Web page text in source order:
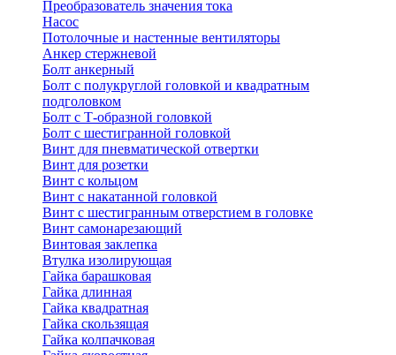
Преобразователь значения тока
Насос
Потолочные и настенные вентиляторы
Анкер стержневой
Болт анкерный
Болт с полукруглой головкой и квадратным
подголовком
Болт с Т-образной головкой
Болт с шестигранной головкой
Винт для пневматической отвертки
Винт для розетки
Винт с кольцом
Винт с накатанной головкой
Винт с шестигранным отверстием в головке
Винт самонарезающий
Винтовая заклепка
Втулка изолирующая
Гайка барашковая
Гайка длинная
Гайка квадратная
Гайка скользящая
Гайка колпачковая